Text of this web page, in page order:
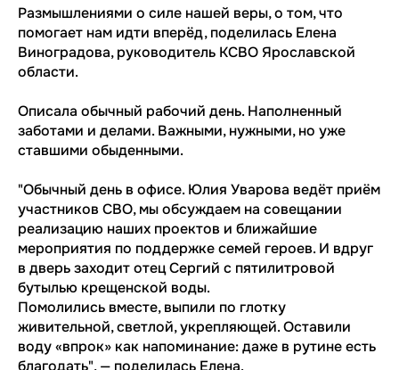
Размышлениями о силе нашей веры, о том, что
помогает нам идти вперёд, поделилась Елена
Виноградова, руководитель КСВО Ярославской
области.
Описала обычный рабочий день. Наполненный
заботами и делами. Важными, нужными, но уже
ставшими обыденными.
"Обычный день в офисе. Юлия Уварова ведёт приём
участников СВО, мы обсуждаем на совещании
реализацию наших проектов и ближайшие
мероприятия по поддержке семей героев. И вдруг
в дверь заходит отец Сергий с пятилитровой
бутылью крещенской воды.
Помолились вместе, выпили по глотку
живительной, светлой, укрепляющей. Оставили
воду «впрок» как напоминание: даже в рутине есть
благодать", — поделилась Елена.